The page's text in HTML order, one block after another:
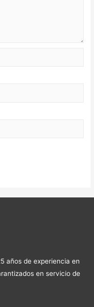
años de experiencia en
en servicio de